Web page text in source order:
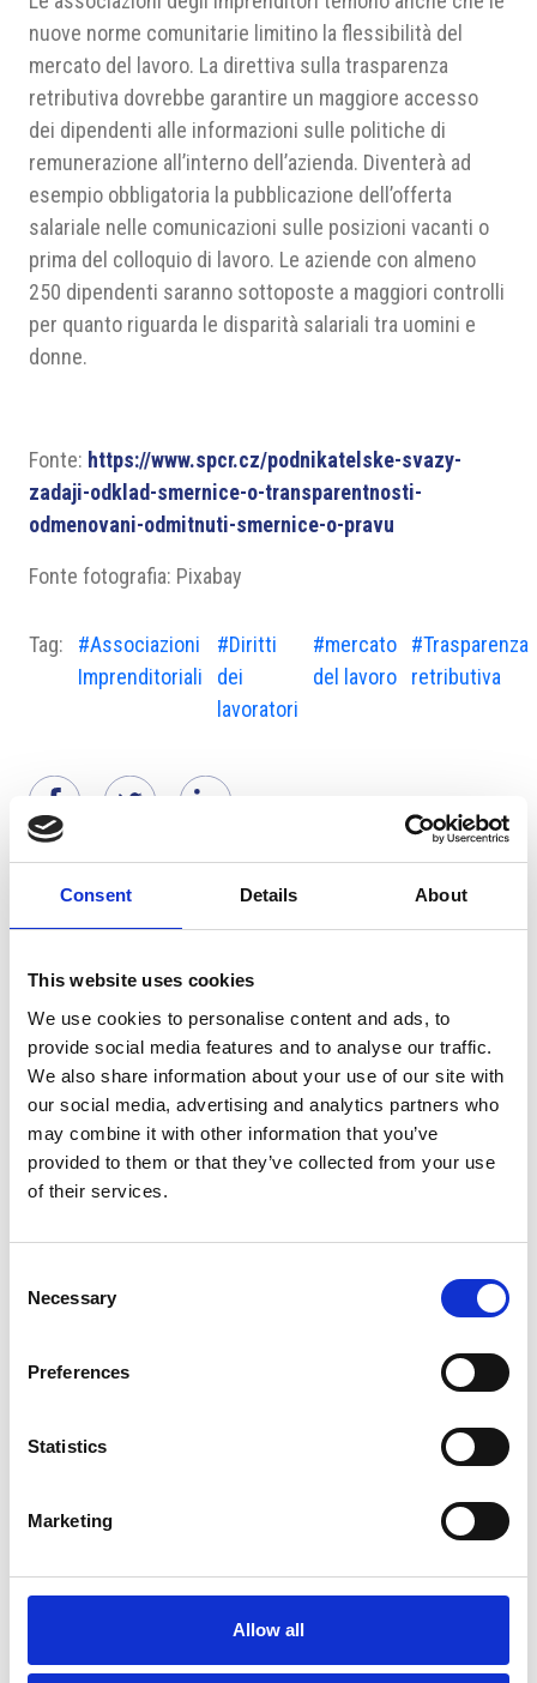
Consent Details About
This website uses cookies
We use cookies to personalise content and ads, to
provide social media features and to analyse our traffic.
We also share information about your use of our site with
our social media, advertising and analytics partners who
may combine it with other information that you’ve
provided to them or that they’ve collected from your use
of their services.
Selection
Necessary
Preferences
Statistics
Marketing
Allow all
nuove norme comunitarie limitino la flessibilità del
mercato del lavoro. La direttiva sulla trasparenza
retributiva dovrebbe garantire un maggiore accesso
dei dipendenti alle informazioni sulle politiche di
remunerazione all’interno dell’azienda. Diventerà ad
esempio obbligatoria la pubblicazione dell’offerta
salariale nelle comunicazioni sulle posizioni vacanti o
prima del colloquio di lavoro. Le aziende con almeno
250 dipendenti saranno sottoposte a maggiori controlli
per quanto riguarda le disparità salariali tra uomini e
donne.
Fonte: https://www.spcr.cz/podnikatelske-svazy-
zadaji-odklad-smernice-o-transparentnosti-
odmenovani-odmitnuti-smernice-o-pravu
Fonte fotografia: Pixabay
Tag:
#Associazioni
Imprenditoriali
#Diritti
dei
lavoratori
#mercato
del lavoro
#Trasparenza
retributiva
Suggeriti per te
Nel primo semestre è aumentata fortemente la